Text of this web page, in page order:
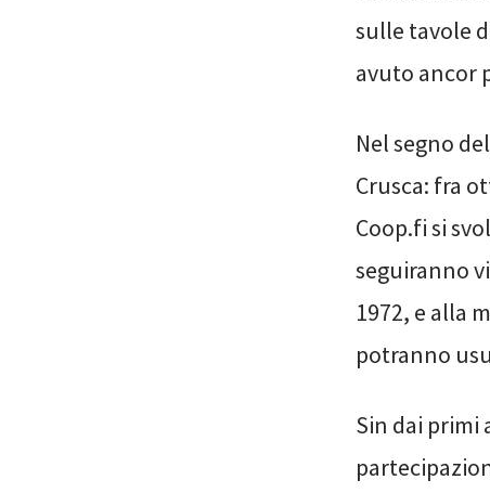
sulle tavole
avuto ancor
Nel segno
Crusca: fra
Coop.fi si
seguiranno
1972, e alla
potranno
Sin dai primi